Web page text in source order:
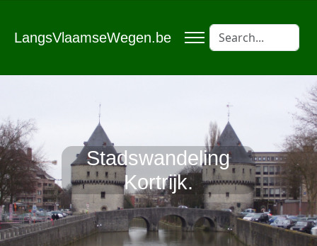
LangsVlaamseWegen.be
Stadswandeling
Kortrijk.